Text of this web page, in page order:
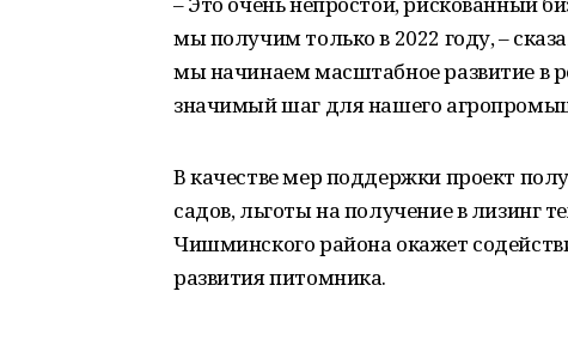
мы получим только в 2022 году, –
мы начинаем масштабное развитие в
значимый шаг для нашего
В качестве мер поддержки проект
садов, льготы на получение в лизинг
Чишминского района окажет
развития питомника.